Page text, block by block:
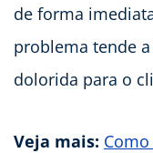
de forma
problema tende
dolorida para o
Veja mais: